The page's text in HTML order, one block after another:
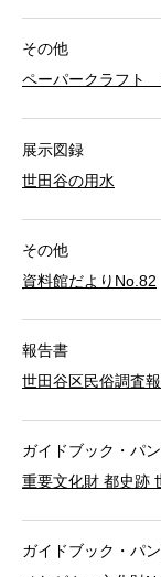
その他
ペーパークラフト
展示図録
世田谷の用水
その他
資料館だよりNo.82
報告書
世田谷区民俗調査
ガイドブック・パ
重要文化財 都史跡
ガイドブック・パ